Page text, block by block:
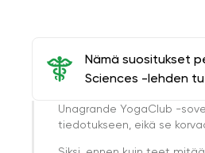
Nämä suositukset
Sciences -lehden
Unagrande YogaClub -
tiedotukseen, eikä se